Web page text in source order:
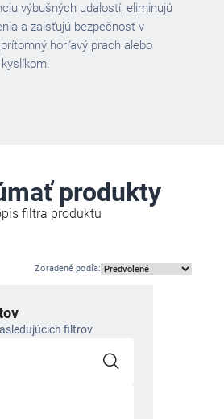
výbušných udalostí, eliminujú
a zaisťujú bezpečnosť v
horľavý prach alebo
produkty
filtra produktu
Zoradené podľa:
filtrov